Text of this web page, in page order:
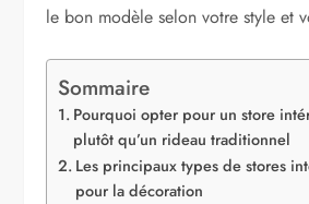
le bon modèle selon votre style et
Sommaire
Pourquoi opter pour un store
plutôt qu’un rideau traditionnel
Les principaux types de stores
pour la décoration